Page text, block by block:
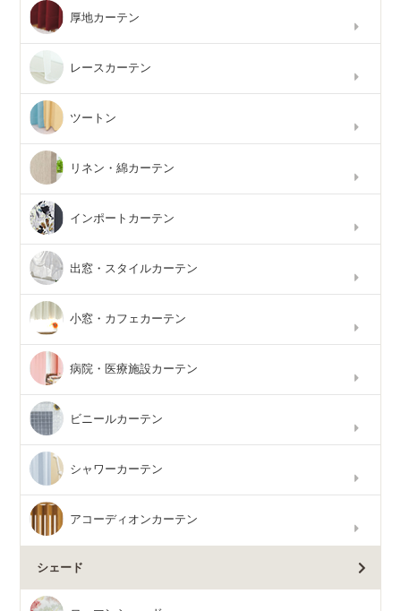
厚地カーテン
レースカーテン
ツートン
リネン・綿カーテン
インポートカーテン
出窓・スタイルカーテン
小窓・カフェカーテン
病院・医療施設カーテン
ビニールカーテン
シャワーカーテン
アコーディオンカーテン
シェード